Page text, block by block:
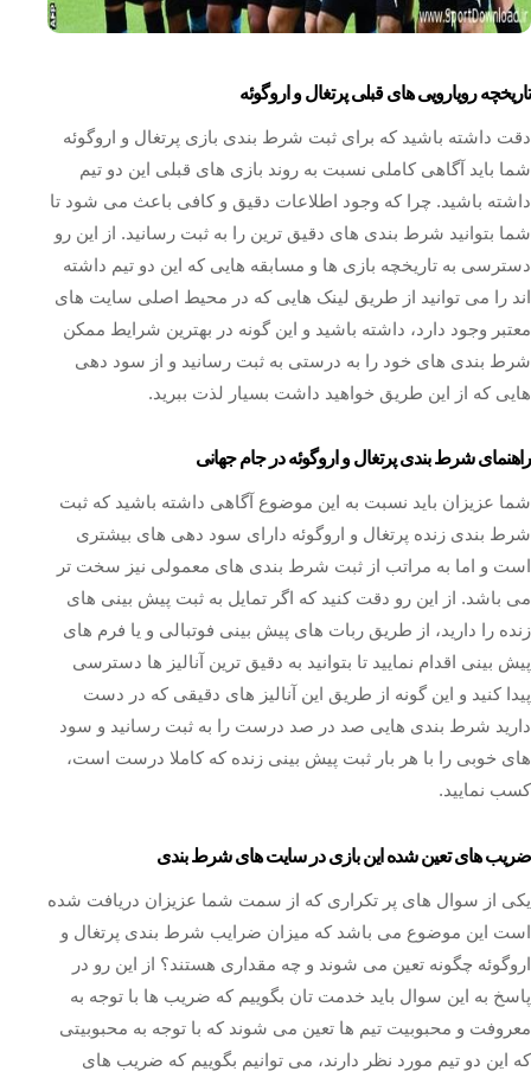
تاریخچه رویارویی های قبلی پرتغال و اروگوئه
دقت داشته باشید که برای ثبت شرط بندی بازی پرتغال و اروگوئه
شما باید آگاهی کاملی نسبت به روند بازی های قبلی این دو تیم
داشته باشید. چرا که وجود اطلاعات دقیق و کافی باعث می شود تا
شما بتوانید شرط بندی های دقیق ترین را به ثبت رسانید. از این رو
دسترسی به تاریخچه بازی ها و مسابقه هایی که این دو تیم داشته
اند را می توانید از طریق لینک هایی که در محیط اصلی سایت های
معتبر وجود دارد، داشته باشید و این گونه در بهترین شرایط ممکن
شرط بندی های خود را به درستی به ثبت رسانید و از سود دهی
هایی که از این طریق خواهید داشت بسیار لذت ببرید.
راهنمای شرط بندی پرتغال و اروگوئه در جام جهانی
شما عزیزان باید نسبت به این موضوع آگاهی داشته باشید که ثبت
شرط بندی زنده پرتغال و اروگوئه دارای سود دهی های بیشتری
است و اما به مراتب از ثبت شرط بندی های معمولی نیز سخت تر
می باشد. از این رو دقت کنید که اگر تمایل به ثبت پیش بینی های
زنده را دارید، از طریق ربات های پیش بینی فوتبالی و یا فرم های
پیش بینی اقدام نمایید تا بتوانید به دقیق ترین آنالیز ها دسترسی
پیدا کنید و این گونه از طریق این آنالیز های دقیقی که در دست
دارید شرط بندی هایی صد در صد درست را به ثبت رسانید و سود
های خوبی را با هر بار ثبت پیش بینی زنده که کاملا درست است،
کسب نمایید.
ضریب های تعین شده این بازی در سایت های شرط بندی
یکی از سوال های پر تکراری که از سمت شما عزیزان دریافت شده
است این موضوع می باشد که میزان ضرایب شرط بندی پرتغال و
اروگوئه چگونه تعین می شوند و چه مقداری هستند؟ از این رو در
پاسخ به این سوال باید خدمت تان بگوییم که ضریب ها با توجه به
معروفت و محبوبیت تیم ها تعین می شوند که با توجه به محبوبیتی
که این دو تیم مورد نظر دارند، می توانیم بگوییم که ضریب های